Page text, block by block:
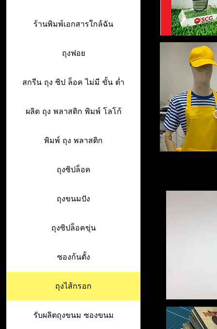
ร้านพิมพ์เอกสารใกล้ฉัน
ถุงฟอย
สกรีน ถุง ซิป ล็อค ไม่มี ขั้น ต่ำ
ผลิต ถุง พลาสติก พิมพ์ โลโก้
พิมพ์ ถุง พลาสติก
ถุงซิปล็อค
ถุงขนมปัง
ถุงซิปล็อคขุ่น
ซองก้นตั้ง
ถุงไส้กรอก
รับผลิตถุงขนม ซองขนม